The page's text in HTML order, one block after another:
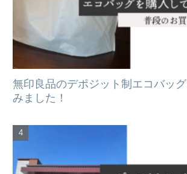
無印良品のデポジット制エコバッ
みました！